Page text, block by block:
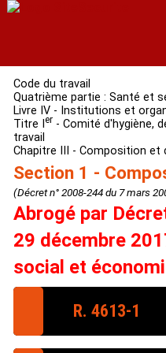
Code du travail
Quatrième partie : Santé et
Livre IV - Institutions et
Titre I
er - Comité d'hygiène,
travail
Chapitre III - Composition et
Section 1 -
(Décret n° 2008-244 du 7 mars
Abrogé par
29 décembre
social et
R. 4613-1